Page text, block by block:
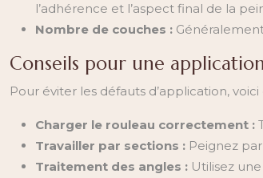
l’adhérence et l’aspect final de la
Nombre de couches :
Conseils pour une
Pour éviter les défauts d’application,
Charger le rouleau correctement :
Travailler par sections : Peignez
Traitement des angles : Utilisez